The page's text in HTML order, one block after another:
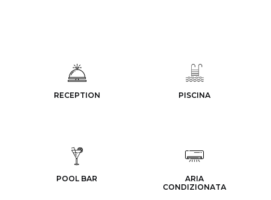
RECEPTION PISCINA
POOL BAR
ARIA
CONDIZIONATA